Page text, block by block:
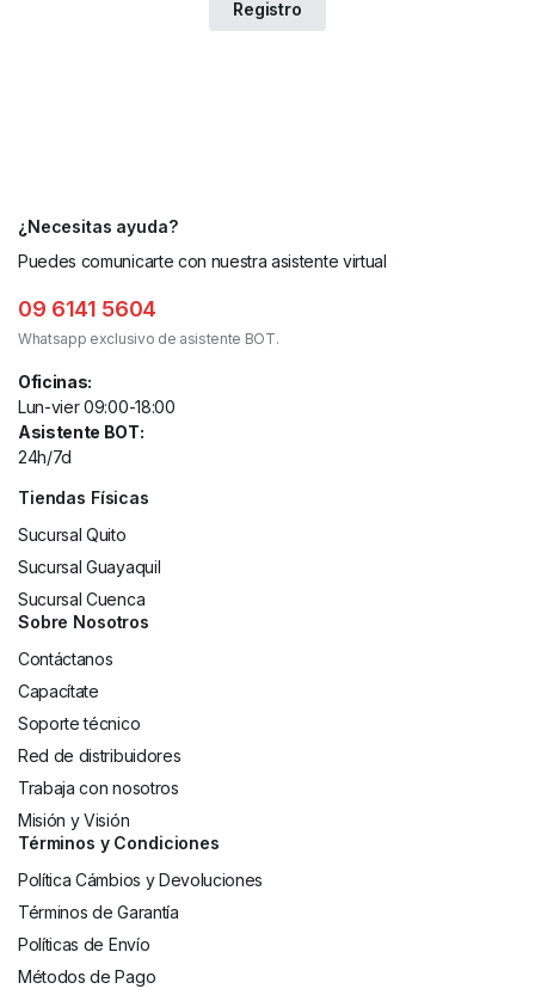
¿Necesitas ayuda?
Puedes comunicarte con nuestra asistente virtual
09 6141 5604
Whatsapp exclusivo de asistente BOT.
Oficinas:
Lun-vier 09:00-18:00
Asistente BOT:
24h/7d
Tiendas Físicas
Sucursal Quito
Sucursal Guayaquil
Sucursal Cuenca
Sobre Nosotros
Contáctanos
Capacítate
Soporte técnico
Red de distribuidores
Trabaja con nosotros
Misión y Visión
Términos y Condiciones
Política Cámbios y Devoluciones
Términos de Garantía
Políticas de Envío
Métodos de Pago